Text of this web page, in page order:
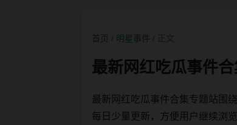
首页 明星事件
最新网红吃瓜事件
最新网红吃瓜事件合集专题站围
每日少量更新，方便用户继续浏览